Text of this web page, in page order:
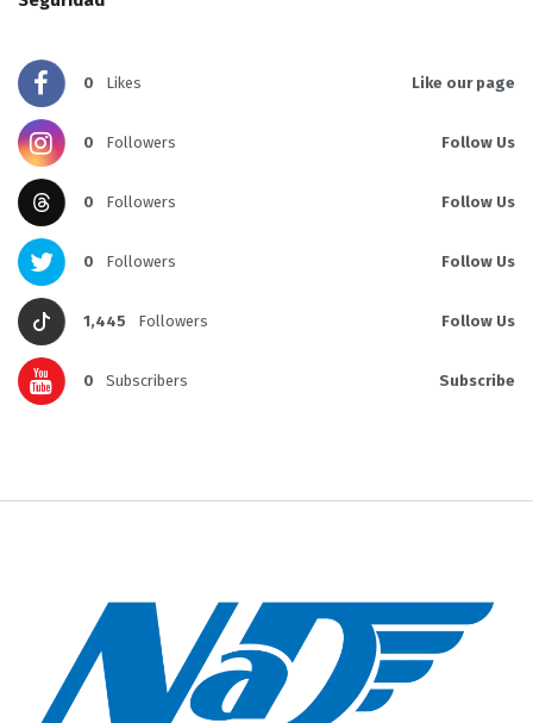
0 Likes Like our page
0 Followers Follow Us
0 Followers Follow Us
0 Followers Follow Us
1,445 Followers Follow Us
0 Subscribers Subscribe